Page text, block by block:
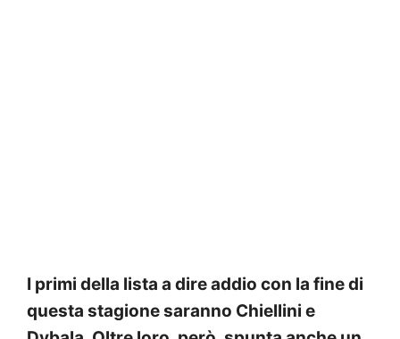
I primi della lista a dire addio con la fine di
questa stagione saranno Chiellini e